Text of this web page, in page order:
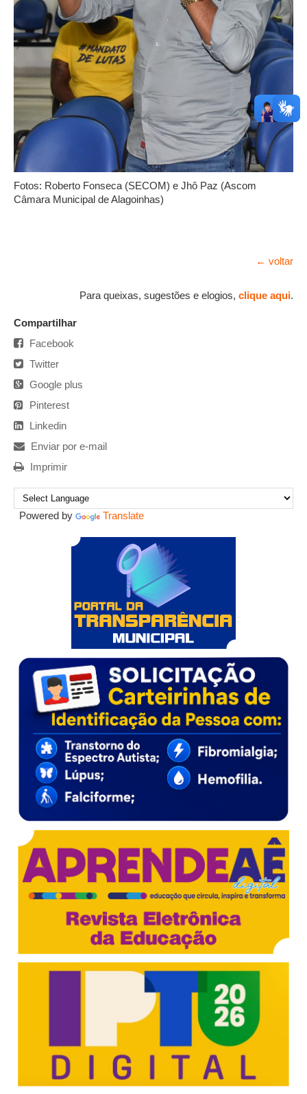
Fotos: Roberto Fonseca (SECOM) e Jhô Paz (Ascom
Câmara Municipal de Alagoinhas)
← voltar
Para queixas, sugestões e elogios, clique aqui.
Compartilhar
Facebook
Twitter
Google plus
Pinterest
Linkedin
Enviar por e-mail
Imprimir
Powered by Translate